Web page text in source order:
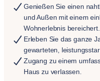
Genießen Sie einen
und Außen mit einem
Wohnerlebnis bereichert.
Erleben Sie das ganze
gewarteten,
Zugang zu einem
Haus zu verlassen.